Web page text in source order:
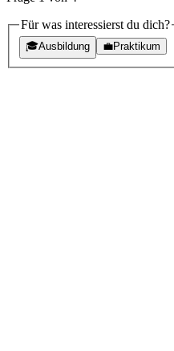
Für was interessierst du dich?
🎓Ausbildung 💼Praktikum